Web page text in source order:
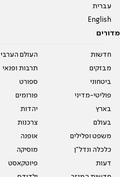
עברית
English
מדורים
חדשות
מבזקים
ביטחוני
פוליטי-מדיני
בארץ
בעולם
משפט ופלילים
כלכלה ונדל"ן
דעות
העולם הערבי
תרבות ופנאי
ספורט
פורומים
יהדות
צרכנות
אופנה
מוסיקה
פיוטקאסט